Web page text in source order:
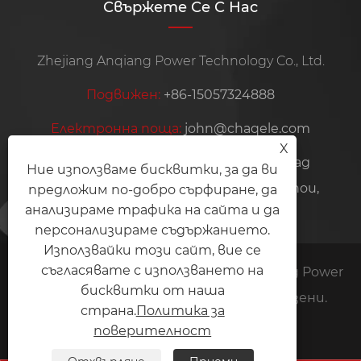
Свържете Се С Нас
Zhejiang Anqiang Power Technology Co., Ltd.
Подвижен: +86-15057324888
Електронна поща: john@chaqele.com
Индустриална зона Jinlu, град
Beibaixiang, град Yueqing, град Wenzhou,
провинция Zhejiang, Китай
Авторско право © 2026 Zhejiang Anqiang Power
Technology Co., Ltd. Всички права запазени.
Links RSS
X
Ние използваме бисквитки, за да ви
предложим по-добро сърфиране, да
анализираме трафика на сайта и да
персонализираме съдържанието.
Използвайки този сайт, вие се
съгласявате с използването на
бисквитки от наша
страна.Политика за
поверителност